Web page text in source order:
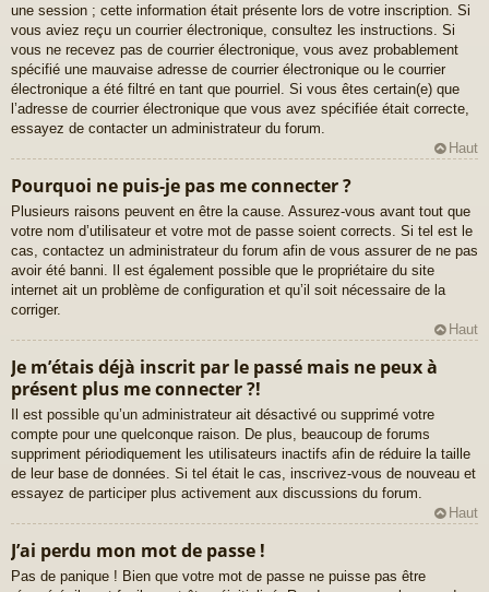
une session ; cette information était présente lors de votre inscription. Si
vous aviez reçu un courrier électronique, consultez les instructions. Si
vous ne recevez pas de courrier électronique, vous avez probablement
spécifié une mauvaise adresse de courrier électronique ou le courrier
électronique a été filtré en tant que pourriel. Si vous êtes certain(e) que
l’adresse de courrier électronique que vous avez spécifiée était correcte,
essayez de contacter un administrateur du forum.
Haut
Pourquoi ne puis-je pas me connecter ?
Plusieurs raisons peuvent en être la cause. Assurez-vous avant tout que
votre nom d’utilisateur et votre mot de passe soient corrects. Si tel est le
cas, contactez un administrateur du forum afin de vous assurer de ne pas
avoir été banni. Il est également possible que le propriétaire du site
internet ait un problème de configuration et qu’il soit nécessaire de la
corriger.
Haut
Je m’étais déjà inscrit par le passé mais ne peux à
présent plus me connecter ?!
Il est possible qu’un administrateur ait désactivé ou supprimé votre
compte pour une quelconque raison. De plus, beaucoup de forums
suppriment périodiquement les utilisateurs inactifs afin de réduire la taille
de leur base de données. Si tel était le cas, inscrivez-vous de nouveau et
essayez de participer plus activement aux discussions du forum.
Haut
J’ai perdu mon mot de passe !
Pas de panique ! Bien que votre mot de passe ne puisse pas être